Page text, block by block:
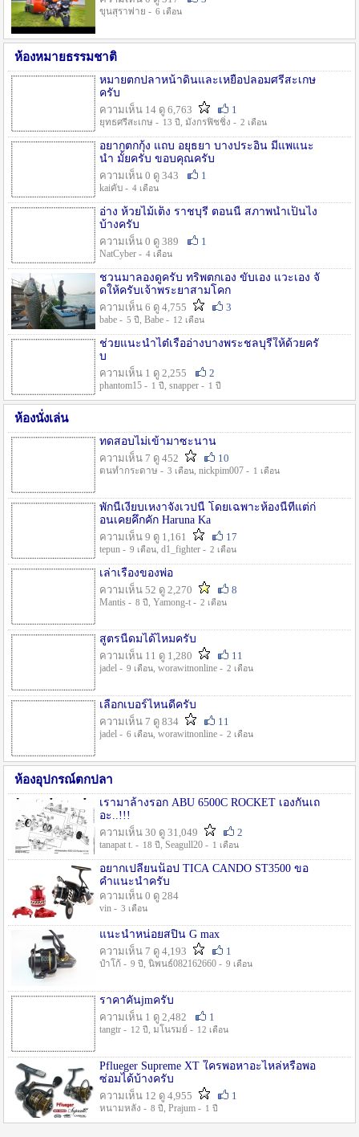
ขุนสุราพ่าย - 6 เดือน
ห้องหมายธรรมชาติ
หมายตกปลาหน้าดินและเหยื่อปลอมศรีสะเกษ
ครับ
ความเห็น 14 ดู 6,763
1
ยุทธศรีสะเกษ - 13 ปี , มังกรฟิชชิ่ง - 2 เดือน
อยากตกกุ้ง แถบ อยุธยา บางประอิน มีแพแนะ
นำ มั้ยครับ ขอบคุณครับ
ความเห็น 0 ดู 343
1
kaiคับ - 4 เดือน
อ่าง ห้วยไม้เต็ง ราชบุรี ตอนนี้ สภาพน้ำเป็นไง
บ้างครับ
ความเห็น 0 ดู 389
1
NatCyber - 4 เดือน
ชวนมาลองดูครับ ทริพตกเอง ขับเอง แวะเอง จั
ดให้ครับเจ้าพระยาสามโคก
ความเห็น 6 ดู 4,755
3
babe - 5 ปี , Babe - 12 เดือน
ช่วยแนะนำไต๋เรืออ่างบางพระชลบุรีให้ด้วยครั
บ
ความเห็น 1 ดู 2,255
2
phantom15 - 1 ปี , snapper - 1 ปี
ห้องนั่งเล่น
ทดสอบไม่เข้ามาซะนาน
ความเห็น 7 ดู 452
10
ตนทำกระดาษ - 3 เดือน, nickpim007 - 1 เดือน
พักนี้เงียบเหงาจังเวปนี้ โดยเฉพาะห้องนี้ที่แต่ก่
อนเคยคึกคัก Haruna Ka
ความเห็น 9 ดู 1,161
17
tepun - 9 เดือน, d1_fighter - 2 เดือน
เล่าเรื่องของพ่อ
ความเห็น 52 ดู 2,270
8
Mantis - 8 ปี , Yamong-t - 2 เดือน
สูตรนี้ดมได้ไหมครับ
ความเห็น 11 ดู 1,280
11
jadel - 9 เดือน, worawitnonline - 2 เดือน
เลือกเบอร์ไหนดีครับ
ความเห็น 7 ดู 834
11
jadel - 6 เดือน, worawitnonline - 2 เดือน
ห้องอุปกรณ์ตกปลา
เรามาล้างรอก ABU 6500C ROCKET เองกันเถ
อะ..!!!
ความเห็น 30 ดู 31,049
2
tanapat t. - 18 ปี , Seagull20 - 1 เดือน
อยากเปลี่ยนน็อป TICA CANDO ST3500 ขอ
คำแนะนำครับ
ความเห็น 0 ดู 284
vin - 3 เดือน
แนะนำหน่อยสปิน G max
ความเห็น 7 ดู 4,193
1
ป๋าโก้ - 9 ปี , นิพนธ์082162660 - 9 เดือน
ราคาคันjmครับ
ความเห็น 1 ดู 2,482
1
tangtr - 12 ปี , มโนรมย์ - 12 เดือน
Pflueger Supreme XT ใครพอหาอะไหล่หรือพอ
ซ่อมได้บ้างครับ
ความเห็น 12 ดู 4,955
1
หนามหลัง - 8 ปี , Prajum - 1 ปี